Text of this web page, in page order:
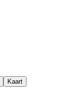
Kaart